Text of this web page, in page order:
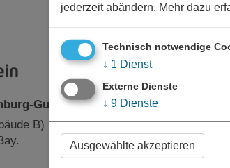
Gunzenhausen
B)
jederzeit abändern. Mehr dazu
Technisch notwendige
↓ 1 Dienst
Externe Dienste
↓ 9 Dienste
Ausgewählte akzeptieren